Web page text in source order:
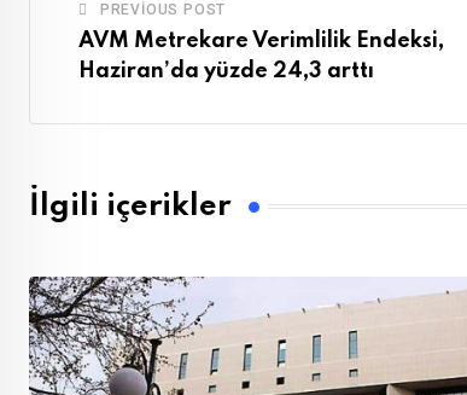
PREVIOUS POST
AVM Metrekare Verimlilik Endeksi,
Haziran’da yüzde 24,3 arttı
İlgili içerikler